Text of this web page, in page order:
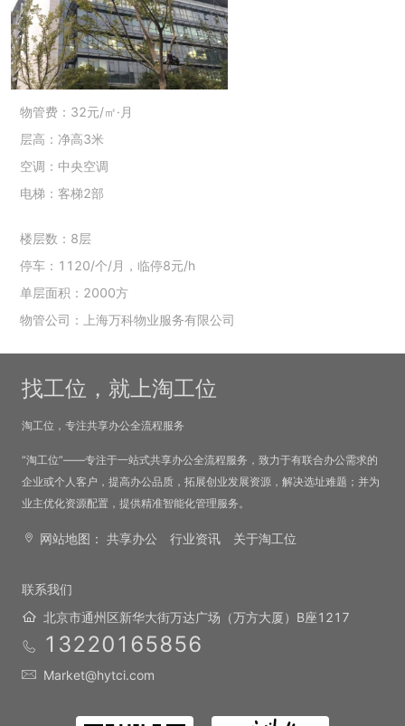
物管费：32元/㎡·月
层高：净高3米
空调：中央空调
电梯：客梯2部
楼层数：8层
停车：1120/个/月，临停8元/h
单层面积：2000方
物管公司：上海万科物业服务有限公司
找工位，就上淘工位
淘工位，专注共享办公全流程服务
“淘工位”——专注于一站式共享办公全流程服务，致力于有联合办公需求的
企业或个人客户，提高办公品质，拓展创业发展资源，解决选址难题；并为
业主优化资源配置，提供精准智能化管理服务。
网站地图： 共享办公 行业资讯 关于淘工位
联系我们
北京市通州区新华大街万达广场（万方大厦）B座1217
13220165856
Market@hytci.com